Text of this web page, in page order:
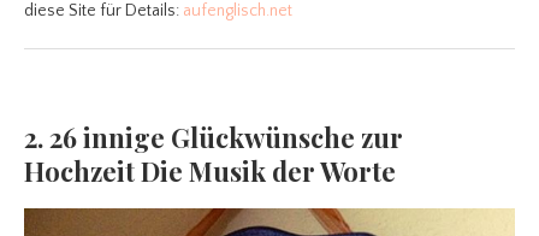
diese Site für Details: aufenglisch.net
2. 26 innige Glückwünsche zur
Hochzeit Die Musik der Worte